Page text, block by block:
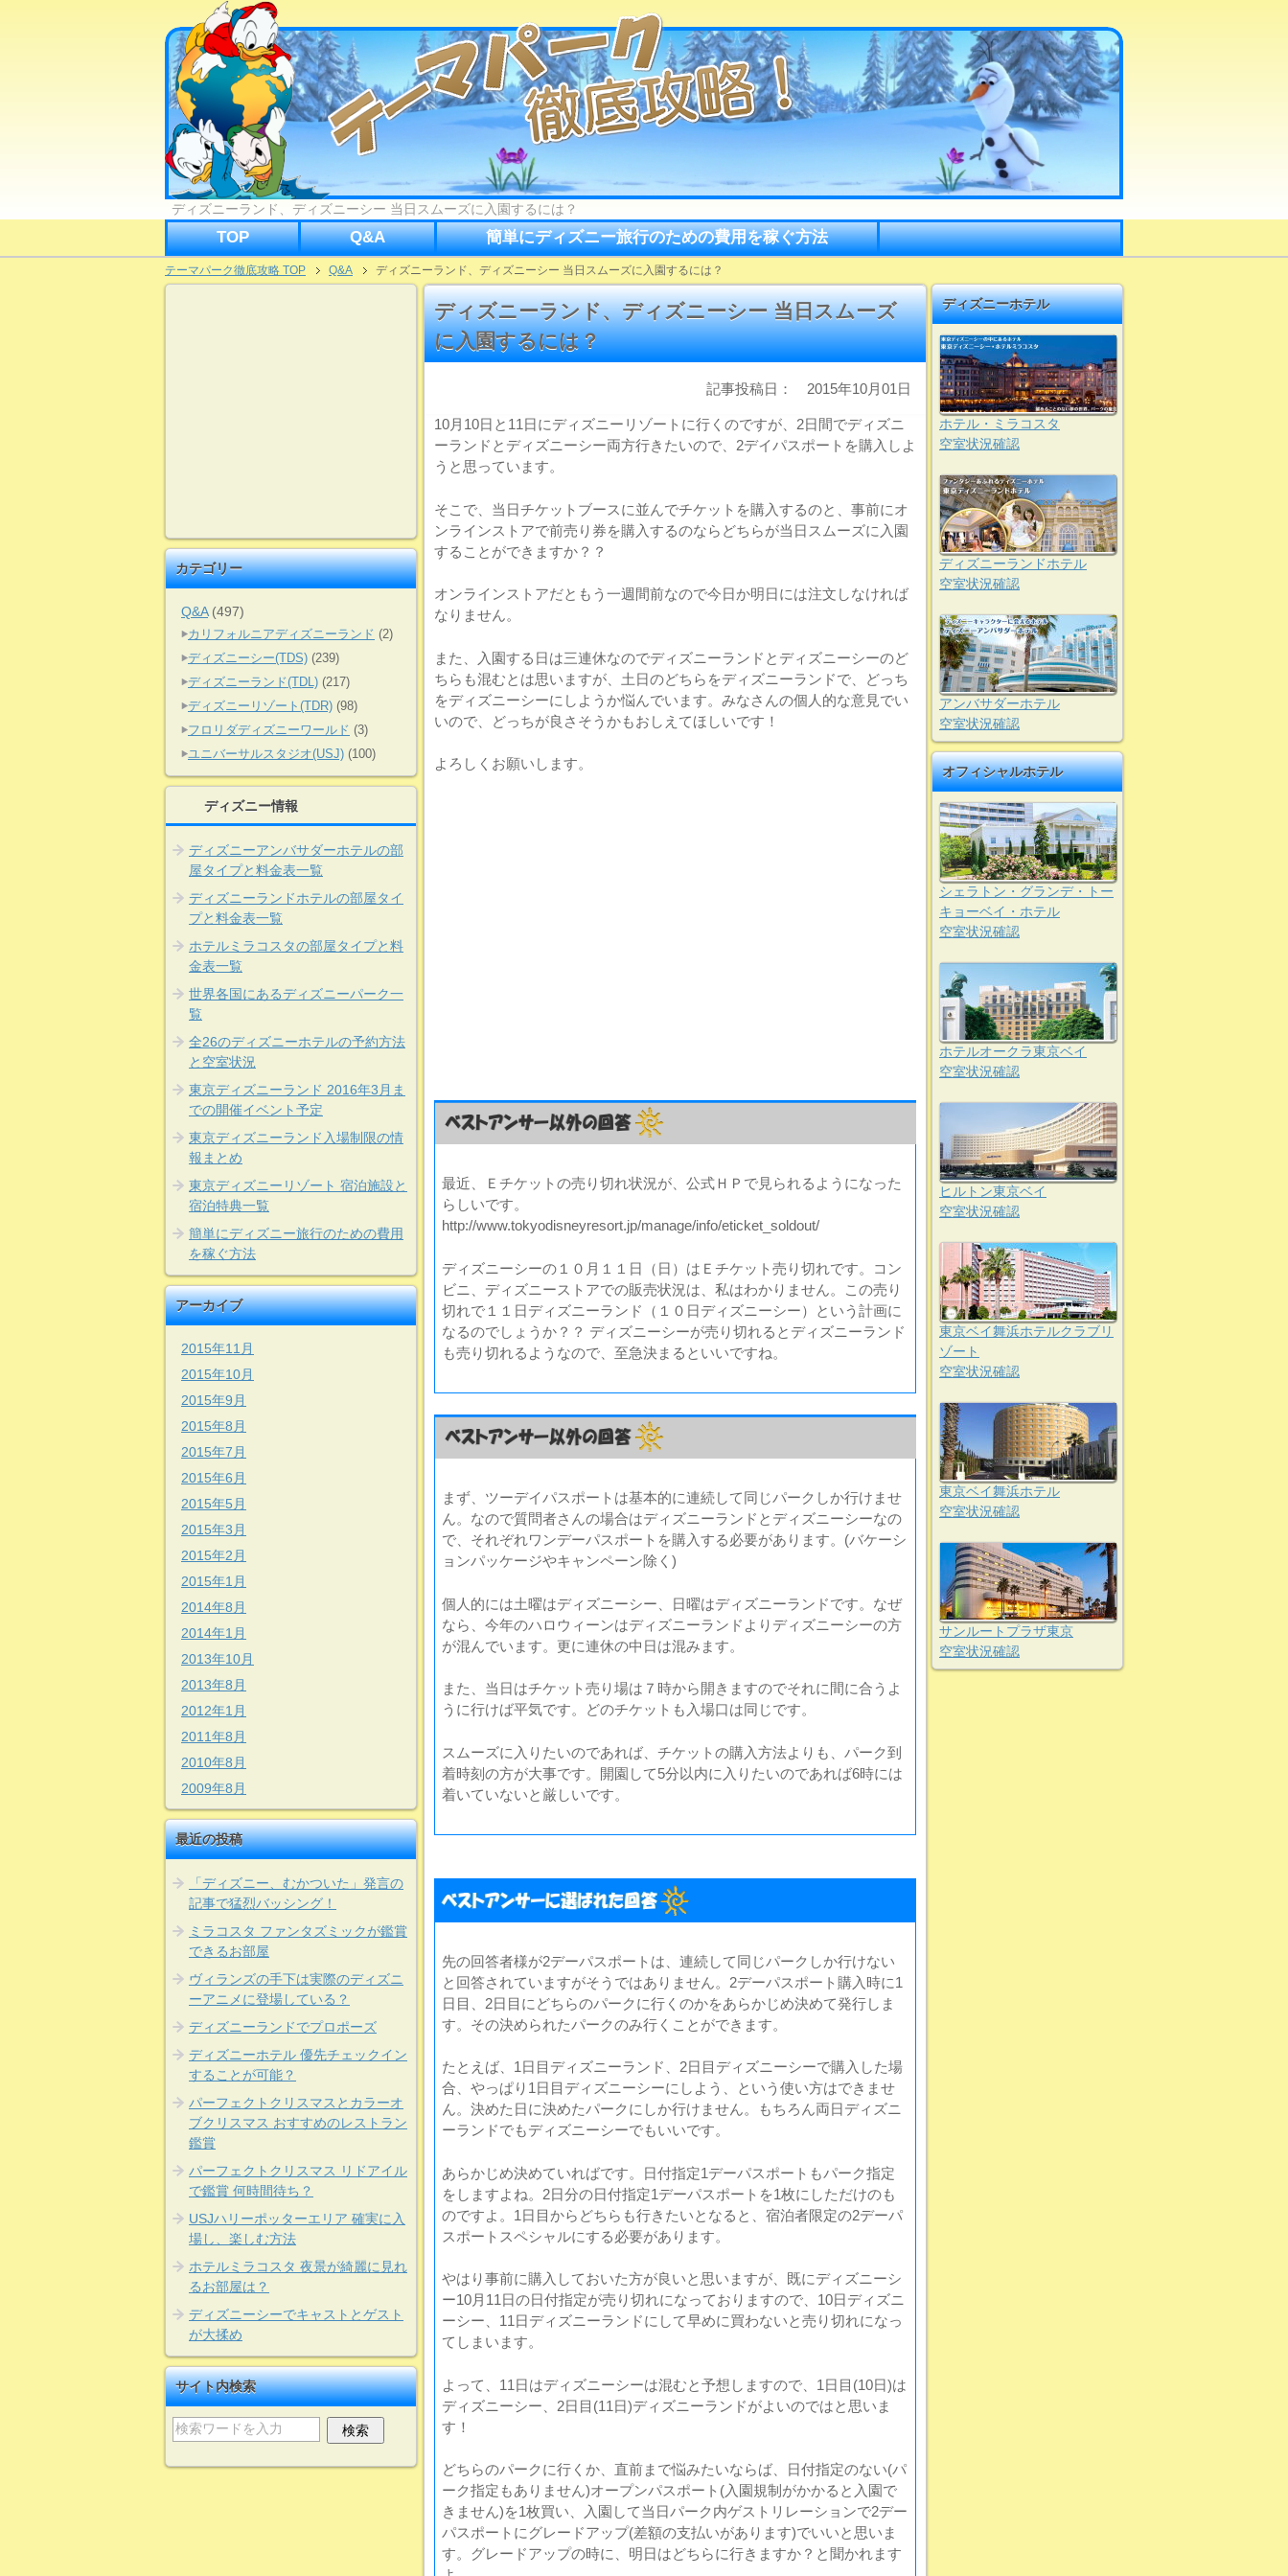
ディズニーランド、ディズニーシー 当日スムーズに入園するには？
TOP Q&A 簡単にディズニー旅行のための費用を稼ぐ方法
テーマパーク徹底攻略 TOP Q&A ディズニーランド、ディズニーシー 当日スムーズに入園するには？
ディズニーランド、ディズニーシー 当日スムーズ
に入園するには？
記事投稿日： 2015年10月01日
10月10日と11日にディズニーリゾートに行くのですが、2日間でディズニ
ーランドとディズニーシー両方行きたいので、2デイパスポートを購入しよ
うと思っています。
そこで、当日チケットブースに並んでチケットを購入するのと、事前にオ
ンラインストアで前売り券を購入するのならどちらが当日スムーズに入園
することができますか？？
オンラインストアだともう一週間前なので今日か明日には注文しなければ
なりません。
また、入園する日は三連休なのでディズニーランドとディズニーシーのど
ちらも混むとは思いますが、土日のどちらをディズニーランドで、どっち
をディズニーシーにしようか悩んでいます。みなさんの個人的な意見でい
いので、どっちが良さそうかもおしえてほしいです！
よろしくお願いします。
最近、Ｅチケットの売り切れ状況が、公式ＨＰで見られるようになった
らしいです。
http://www.tokyodisneyresort.jp/manage/info/eticket_soldout/
ディズニーシーの１０月１１日（日）はＥチケット売り切れです。コン
ビニ、ディズニーストアでの販売状況は、私はわかりません。この売り
切れで１１日ディズニーランド（１０日ディズニーシー）という計画に
なるのでしょうか？？ ディズニーシーが売り切れるとディズニーランド
も売り切れるようなので、至急決まるといいですね。
まず、ツーデイパスポートは基本的に連続して同じパークしか行けませ
ん。なので質問者さんの場合はディズニーランドとディズニーシーなの
で、それぞれワンデーパスポートを購入する必要があります。(バケーシ
ョンパッケージやキャンペーン除く)
個人的には土曜はディズニーシー、日曜はディズニーランドです。なぜ
なら、今年のハロウィーンはディズニーランドよりディズニーシーの方
が混んでいます。更に連休の中日は混みます。
また、当日はチケット売り場は７時から開きますのでそれに間に合うよ
うに行けば平気です。どのチケットも入場口は同じです。
スムーズに入りたいのであれば、チケットの購入方法よりも、パーク到
着時刻の方が大事です。開園して5分以内に入りたいのであれば6時には
着いていないと厳しいです。
先の回答者様が2デーパスポートは、連続して同じパークしか行けない
と回答されていますがそうではありません。2デーパスポート購入時に1
日目、2日目にどちらのパークに行くのかをあらかじめ決めて発行しま
す。その決められたパークのみ行くことができます。
たとえば、1日目ディズニーランド、2日目ディズニーシーで購入した場
合、やっぱり1日目ディズニーシーにしよう、という使い方はできませ
ん。決めた日に決めたパークにしか行けません。もちろん両日ディズニ
ーランドでもディズニーシーでもいいです。
あらかじめ決めていればです。日付指定1デーパスポートもパーク指定
をしますよね。2日分の日付指定1デーパスポートを1枚にしただけのも
のですよ。1日目からどちらも行きたいとなると、宿泊者限定の2デーパ
スポートスペシャルにする必要があります。
やはり事前に購入しておいた方が良いと思いますが、既にディズニーシ
ー10月11日の日付指定が売り切れになっておりますので、10日ディズニ
ーシー、11日ディズニーランドにして早めに買わないと売り切れになっ
てしまいます。
よって、11日はディズニーシーは混むと予想しますので、1日目(10日)は
ディズニーシー、2日目(11日)ディズニーランドがよいのではと思いま
す！
どちらのパークに行くか、直前まで悩みたいならば、日付指定のない(パ
ーク指定もありません)オープンパスポート(入園規制がかかると入園で
きません)を1枚買い、入園して当日パーク内ゲストリレーションで2デー
パスポートにグレードアップ(差額の支払いがあります)でいいと思いま
す。グレードアップの時に、明日はどちらに行きますか？と聞かれます
カテゴリー
Q&A(497)
カリフォルニアディズニーランド (2)
ディズニーシー(TDS) (239)
ディズニーランド(TDL) (217)
ディズニーリゾート(TDR) (98)
フロリダディズニーワールド (3)
ユニバーサルスタジオ(USJ) (100)
ディズニー情報
ディズニーアンバサダーホテルの部
屋タイプと料金表一覧
ディズニーランドホテルの部屋タイ
プと料金表一覧
ホテルミラコスタの部屋タイプと料
金表一覧
世界各国にあるディズニーパーク一
覧
全26のディズニーホテルの予約方法
と空室状況
東京ディズニーランド 2016年3月ま
での開催イベント予定
東京ディズニーランド入場制限の情
報まとめ
東京ディズニーリゾート 宿泊施設と
宿泊特典一覧
簡単にディズニー旅行のための費用
を稼ぐ方法
アーカイブ
2015年11月
2015年10月
2015年9月
2015年8月
2015年7月
2015年6月
2015年5月
2015年3月
2015年2月
2015年1月
2014年8月
2014年1月
2013年10月
2013年8月
2012年1月
2011年8月
2010年8月
2009年8月
最近の投稿
「ディズニー、むかついた」発言の
記事で猛烈バッシング！
ミラコスタ ファンタズミックが鑑賞
できるお部屋
ヴィランズの手下は実際のディズニ
ーアニメに登場している？
ディズニーランドでプロポーズ
ディズニーホテル 優先チェックイン
することが可能？
パーフェクトクリスマスとカラーオ
ブクリスマス おすすめのレストラン
鑑賞
パーフェクトクリスマス リドアイル
で鑑賞 何時間待ち？
USJハリーポッターエリア 確実に入
場し、楽しむ方法
ホテルミラコスタ 夜景が綺麗に見れ
るお部屋は？
ディズニーシーでキャストとゲスト
が大揉め
サイト内検索
ディズニーホテル
ホテル・ミラコスタ
空室状況確認
ディズニーランドホテル
空室状況確認
アンバサダーホテル
空室状況確認
オフィシャルホテル
シェラトン・グランデ・トー
キョーベイ・ホテル
空室状況確認
ホテルオークラ東京ベイ
空室状況確認
ヒルトン東京ベイ
空室状況確認
東京ベイ舞浜ホテルクラブリ
ゾート
空室状況確認
東京ベイ舞浜ホテル
空室状況確認
サンルートプラザ東京
空室状況確認